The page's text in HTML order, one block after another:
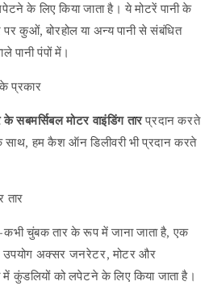
के लिए किया जाता है। ये मोटरें पानी के
कुओं, बोरहोल या अन्य पानी से संबंधित
पानी पंपों में।
के प्रकार
सबमर्सिबल मोटर वाइंडिंग तारप्रदान करते
साथ, हम कैश ऑन डिलीवरी भी प्रदान करते
तार
कभी चुंबक तार के रूप में जाना जाता है, एक
उपयोग अक्सर जनरेटर, मोटर और
में कुंडलियों को लपेटने के लिए किया जाता है।